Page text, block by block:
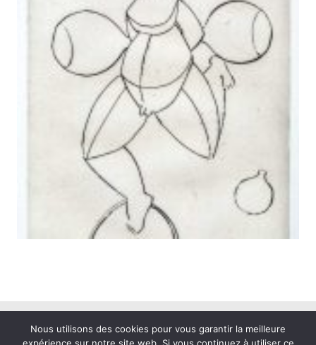
Nous utilisons des cookies pour vous garantir la meilleure
MENTIONS LÉGALES